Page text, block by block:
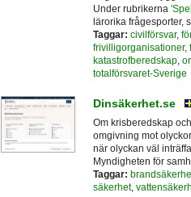
Under rubrikerna
lärorika frågesporter,
Taggar: civilförsvar,
frivilligorganisationer,
katastrofberedskap,
totalförsvaret-Sverige
Dinsäkerhet.se
Om krisberedskap
omgivning mot
när olyckan väl
Myndigheten för
Taggar:
säkerhet,